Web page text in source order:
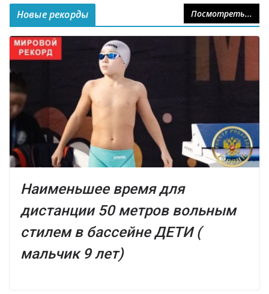
Новые рекорды Посмотреть...
Наименьшее время для
дистанции 50 метров вольным
стилем в бассейне ДЕТИ (
мальчик 9 лет)